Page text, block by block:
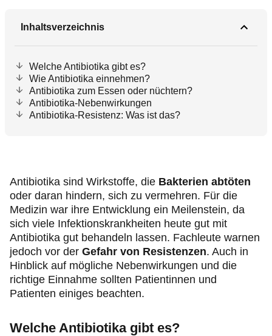
Inhaltsverzeichnis
Welche Antibiotika gibt es?
Wie Antibiotika einnehmen?
Antibiotika zum Essen oder nüchtern?
Antibiotika-Nebenwirkungen
Antibiotika-Resistenz: Was ist das?
Antibiotika sind Wirkstoffe, die Bakterien abtöten
oder daran hindern, sich zu vermehren. Für die
Medizin war ihre Entwicklung ein Meilenstein, da
sich viele Infektionskrankheiten heute gut mit
Antibiotika gut behandeln lassen. Fachleute warnen
jedoch vor der Gefahr von Resistenzen. Auch in
Hinblick auf mögliche Nebenwirkungen und die
richtige Einnahme sollten Patientinnen und
Patienten einiges beachten.
Welche Antibiotika gibt es?